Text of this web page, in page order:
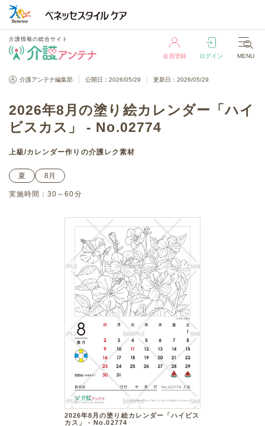
介護情報の総合サイト
会員登録 ログイン MENU
介護情報の総合サイト
介護アンテナ編集部 公開日：2026/05/29 更新日：2026/05/29
2026年8月の塗り絵カレンダー「ハイ
ビスカス」 - No.02774
上級/カレンダー作り の介護レク素材
夏 8月
実施時間：30～60分
2026年8月の塗り絵カレンダー「ハイビス
カス」 - No.02774